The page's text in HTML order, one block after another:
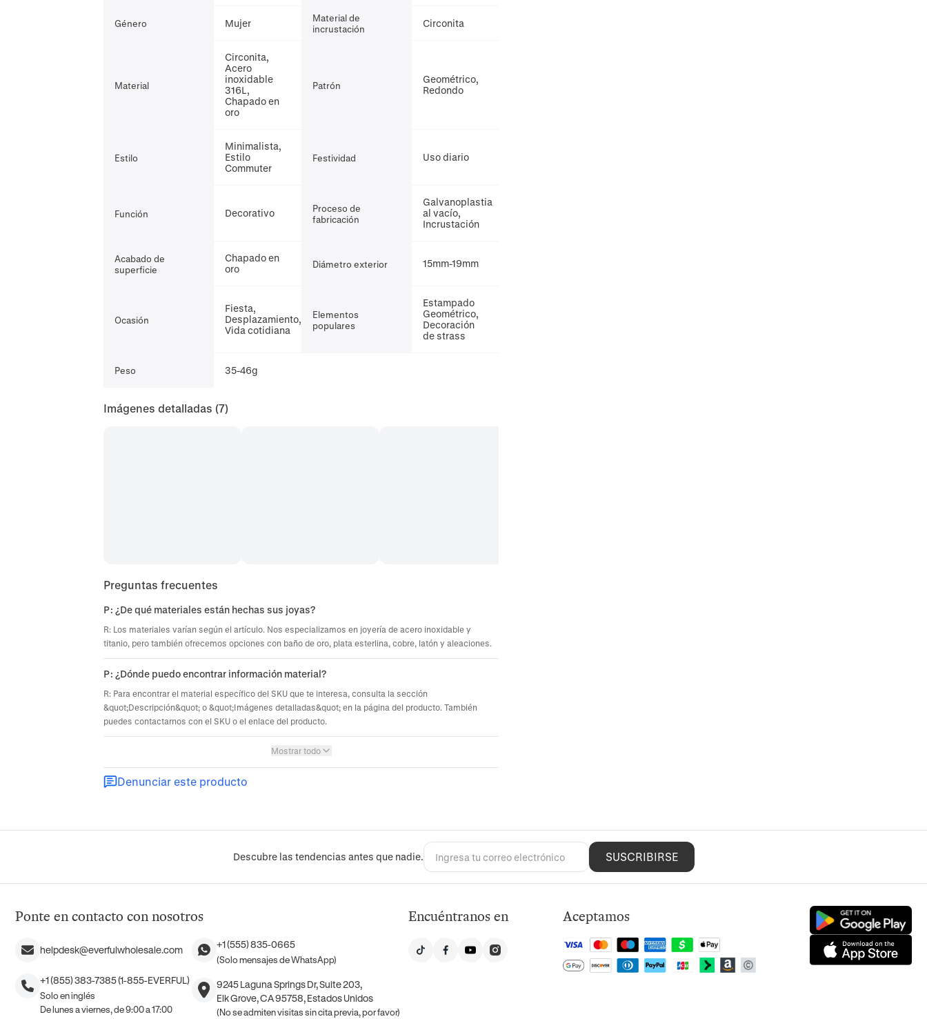
Género Mujer
Material de
incrustación
Circonita
Material
Circonita,
Acero
inoxidable
316L,
Chapado en
oro
Patrón
Geométrico,
Redondo
Estilo
Minimalista,
Estilo
Commuter
Festividad Uso diario
Función Decorativo
Proceso de
fabricación
Galvanoplastia
al vacío,
Incrustación
Acabado de
superficie
Chapado en
oro
Diámetro exterior 15mm-19mm
Ocasión
Fiesta,
Desplazamiento,
Vida cotidiana
Elementos
populares
Estampado
Geométrico,
Decoración
de strass
Peso 35-46g
Imágenes detalladas (7)
Preguntas frecuentes
P: ¿De qué materiales están hechas sus joyas?
R: Los materiales varían según el artículo. Nos especializamos en joyería de acero inoxidable y
titanio, pero también ofrecemos opciones con baño de oro, plata esterlina, cobre, latón y aleaciones.
P: ¿Dónde puedo encontrar información material?
R: Para encontrar el material específico del SKU que te interesa, consulta la sección
&quot;Descripción&quot; o &quot;Imágenes detalladas&quot; en la página del producto. También
puedes contactarnos con el SKU o el enlace del producto.
Mostrar todo
Denunciar este producto
Descubre las tendencias antes que nadie. SUSCRIBIRSE
Ponte en contacto con nosotros
helpdesk@everfulwholesale.com
+1 (855) 383-7385 (1-855-EVERFUL)
Solo en inglés
De lunes a viernes, de 9:00 a 17:00
+1 (555) 835-0665
(Solo mensajes de WhatsApp)
9245 Laguna Springs Dr, Suite 203,
Elk Grove, CA 95758, Estados Unidos
(No se admiten visitas sin cita previa, por favor)
Encuéntranos en Aceptamos